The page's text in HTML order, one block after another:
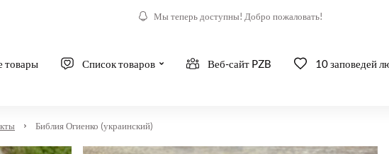
Мы теперь доступны! Добро пожаловать!
товары Список товаров Веб-сайт PZB 10 заповедей
Библия Огиенко (украинский)